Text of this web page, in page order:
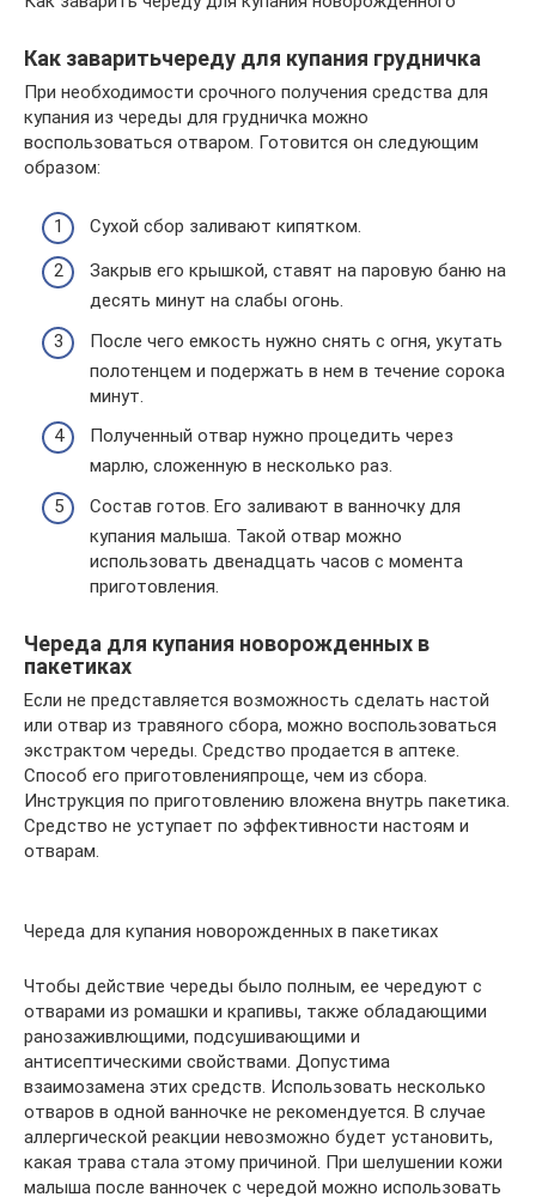
Как заваритьчереду для купания грудничка
При необходимости срочного получения средства для
купания из череды для грудничка можно
воспользоваться отваром. Готовится он следующим
образом:
Сухой сбор заливают кипятком.
Закрыв его крышкой, ставят на паровую баню на
десять минут на слабы огонь.
После чего емкость нужно снять с огня, укутать
полотенцем и подержать в нем в течение сорока
минут.
Полученный отвар нужно процедить через
марлю, сложенную в несколько раз.
Состав готов. Его заливают в ванночку для
купания малыша. Такой отвар можно
использовать двенадцать часов с момента
приготовления.
Череда для купания новорожденных в
пакетиках
Если не представляется возможность сделать настой
или отвар из травяного сбора, можно воспользоваться
экстрактом череды. Средство продается в аптеке.
Способ его приготовленияпроще, чем из сбора.
Инструкция по приготовлению вложена внутрь пакетика.
Средство не уступает по эффективности настоям и
отварам.
Череда для купания новорожденных в пакетиках
Чтобы действие череды было полным, ее чередуют с
отварами из ромашки и крапивы, также обладающими
ранозаживлющими, подсушивающими и
антисептическими свойствами. Допустима
взаимозамена этих средств. Использовать несколько
отваров в одной ванночке не рекомендуется. В случае
аллергической реакции невозможно будет установить,
какая трава стала этому причиной. При шелушении кожи
малыша после ванночек с чередой можно использовать